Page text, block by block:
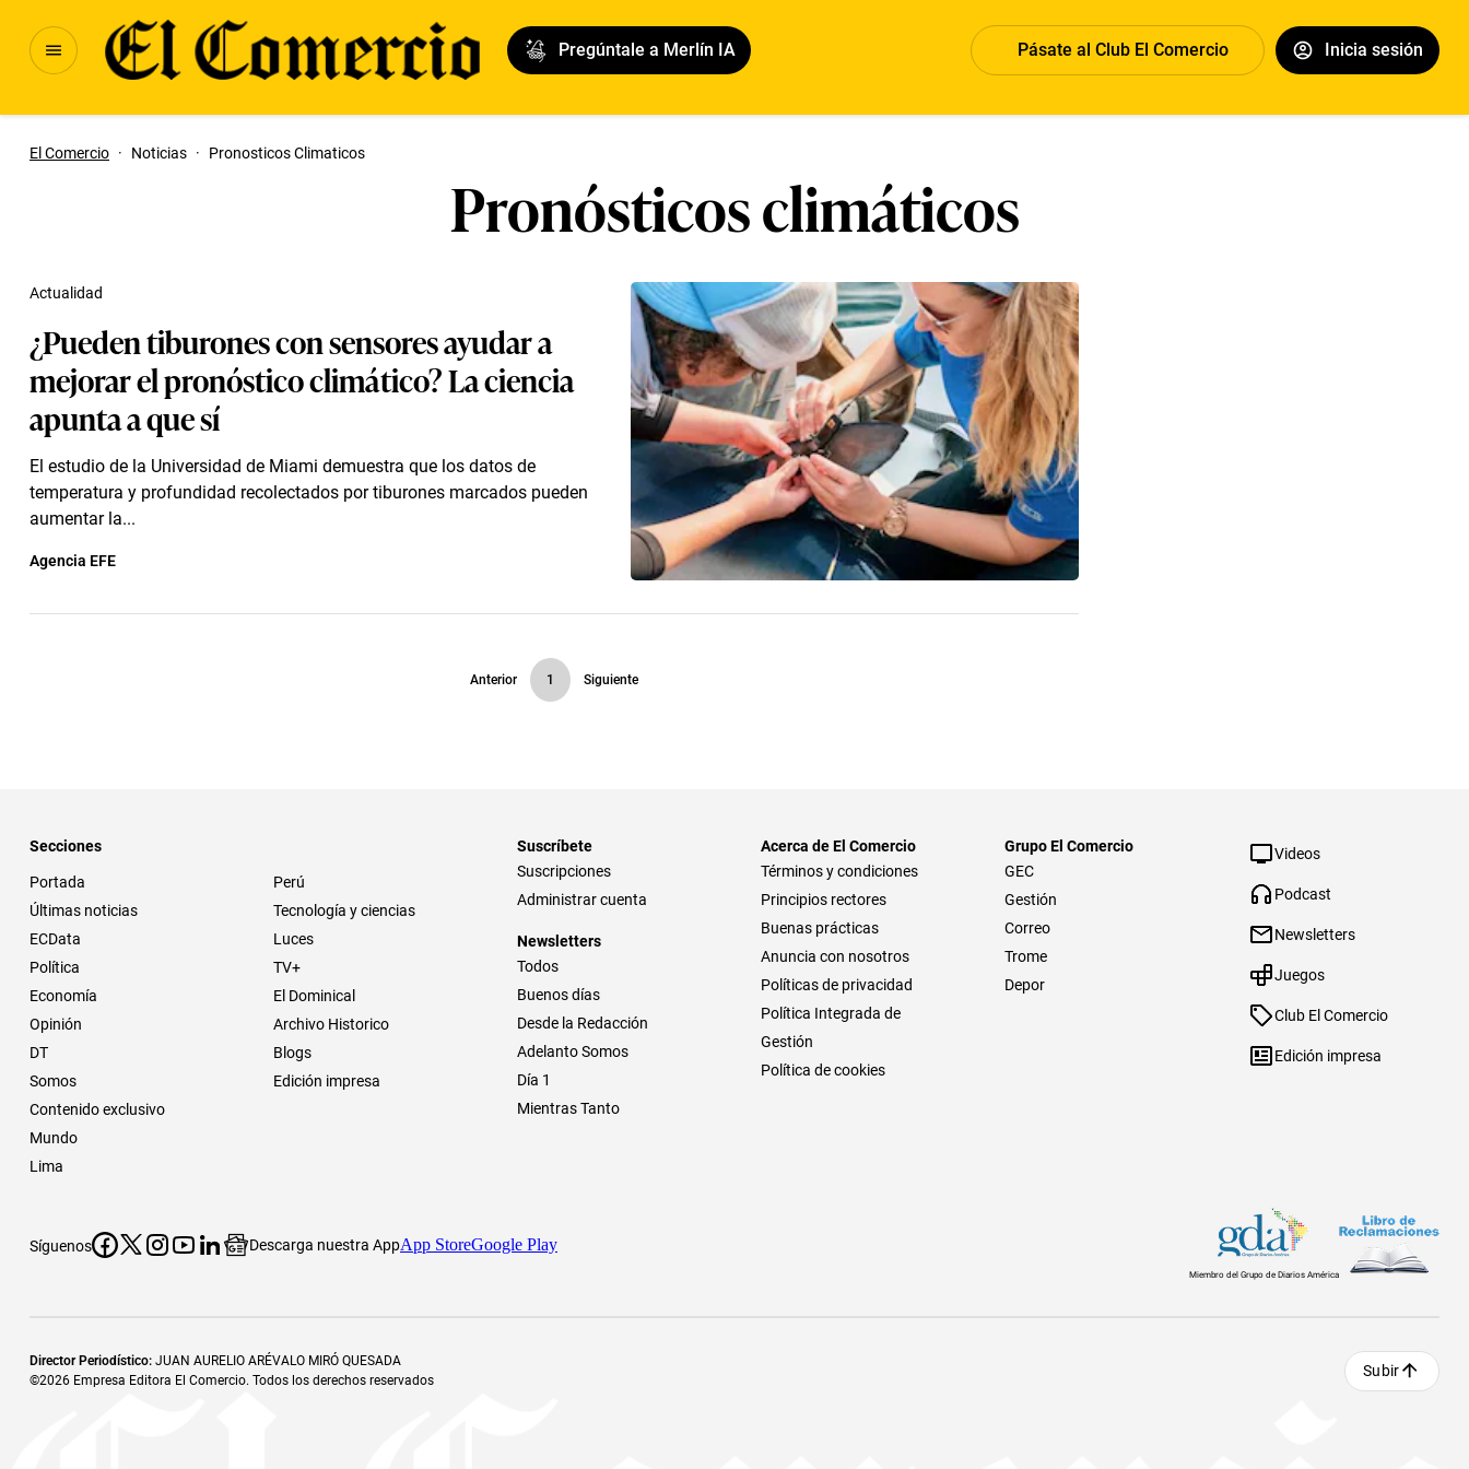
Pregúntale a Merlín IA Pásate al Club El Comercio Inicia sesión
El Comercio · Noticias · Pronosticos Climaticos
Pronósticos climáticos
¿Pueden tiburones con sensores ayudar a
mejorar el pronóstico climático? La ciencia
apunta a que sí
El estudio de la Universidad de Miami demuestra que los datos de
temperatura y profundidad recolectados por tiburones marcados pueden
aumentar la...
Actualidad
Agencia EFE
Anterior 1 Siguiente
Secciones
Portada
Últimas noticias
ECData
Política
Economía
Opinión
DT
Somos
Contenido exclusivo
Mundo
Lima
Perú
Tecnología y ciencias
Luces
TV+
El Dominical
Archivo Historico
Blogs
Edición impresa
Suscríbete
Suscripciones
Administrar cuenta
Newsletters
Todos
Buenos días
Desde la Redacción
Adelanto Somos
Día 1
Mientras Tanto
Acerca de El Comercio
Términos y condiciones
Principios rectores
Buenas prácticas
Anuncia con nosotros
Políticas de privacidad
Política Integrada de
Gestión
Política de cookies
Grupo El Comercio
GEC
Gestión
Correo
Trome
Depor
Videos
Podcast
Newsletters
Juegos
Club El Comercio
Edición impresa
Síguenos Descarga nuestra AppApp StoreGoogle Play
Miembro del Grupo de Diarios América
Director Periodístico: JUAN AURELIO ARÉVALO MIRÓ QUESADA
©2026 Empresa Editora El Comercio. Todos los derechos reservados
Subir